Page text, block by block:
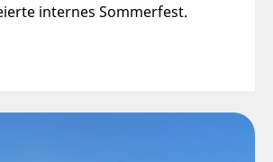
internes Sommerfest.